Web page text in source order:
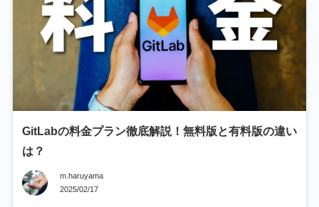
GitLabの料金プラン徹底解説！無料版と有料版の違い
は？
m.haruyama
2025/02/17